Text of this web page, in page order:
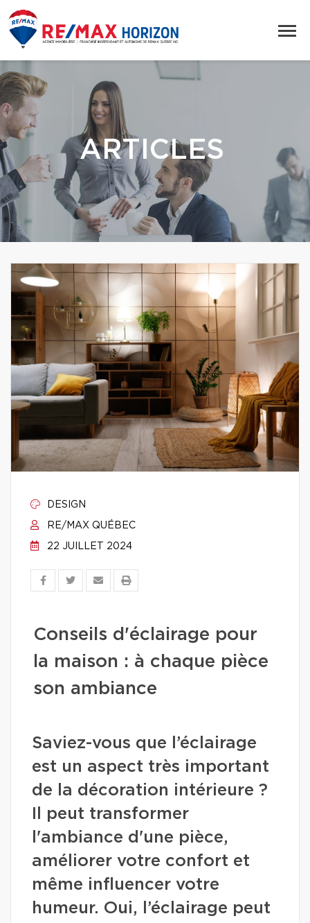
ARTICLES
DESIGN
RE/MAX QUÉBEC
22 JUILLET 2024
Conseils d'éclairage pour
la maison : à chaque pièce
son ambiance
Saviez-vous que l’éclairage
est un aspect très important
de la décoration intérieure ?
Il peut transformer
l'ambiance d'une pièce,
améliorer votre confort et
même influencer votre
humeur. Oui, l’éclairage peut